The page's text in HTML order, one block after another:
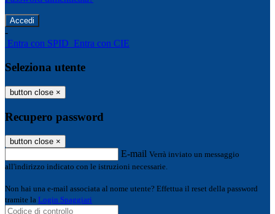
-
Entra con SPID Entra con CIE
Seleziona utente
button close ×
Recupero password
button close ×
E-mail Verrà inviato un messaggio
all'indirizzo indicato con le istruzioni necessarie.
Non hai una e-mail associata al nome utente? Effettua il reset della password
tramite la Login Spaggiari